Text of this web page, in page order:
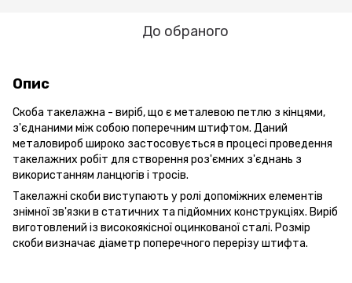
До обраного
Опис
Скоба такелажна - виріб, що є металевою петлю з кінцями,
з'єднаними між собою поперечним штифтом. Даний
металовироб широко застосовується в процесі проведення
такелажних робіт для створення роз'ємних з'єднань з
використанням ланцюгів і тросів.
Такелажні скоби виступають у ролі допоміжних елементів
знімної зв'язки в статичних та підйомних конструкціях. Виріб
виготовлений із високоякісної оцинкованої сталі. Розмір
скоби визначає діаметр поперечного перерізу штифта.